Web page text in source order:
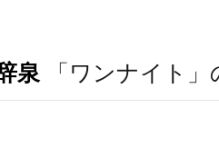
泉 「ワンナイト